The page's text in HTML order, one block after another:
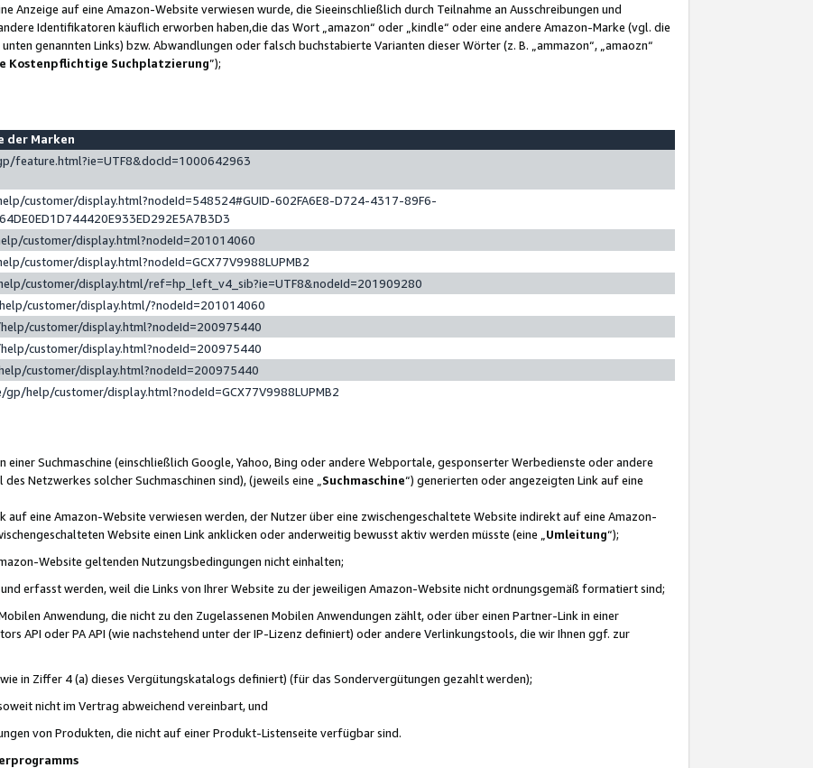
Anzeige auf eine Amazon-Website verwiesen wurde, die Sieeinschließlich durch Teilnahme an Ausschreibungen und
Identifikatoren käuflich erworben haben,die das Wort „amazon“ oder „kindle“ oder eine andere Amazon-Marke (vgl. die
genannten Links) bzw. Abwandlungen oder falsch buchstabierte Varianten dieser Wörter (z. B. „ammazon“, „amaozn“
Kostenpflichtige Suchplatzierung”);
der Marken
feature.html?ie=UTF8&docId=1000642963
customer/display.html?nodeId=548524#GUID-602FA6E8-D724-4317-89F6-
customer/display.html?nodeId=201014060
customer/display.html?nodeId=GCX77V9988LUPMB2
customer/display.html/ref=hp_left_v4_sib?ie=UTF8&nodeId=201909280
customer/display.html/?nodeId=201014060
customer/display.html?nodeId=200975440
customer/display.html?nodeId=200975440
customer/display.html?nodeId=200975440
help/customer/display.html?nodeId=GCX77V9988LUPMB2
Suchmaschine (einschließlich Google, Yahoo, Bing oder andere Webportale, gesponserter Werbedienste oder andere
Netzwerkes solcher Suchmaschinen sind), (jeweils eine „ Suchmaschine“) generierten oder angezeigten Link auf eine
auf eine Amazon-Website verwiesen werden, der Nutzer über eine zwischengeschaltete Website indirekt auf eine Amazon-
Website einen Link anklicken oder anderweitig bewusst aktiv werden müsste (eine „ Umleitung“);
Website geltenden Nutzungsbedingungen nicht einhalten;
erfasst werden, weil die Links von Ihrer Website zu der jeweiligen Amazon-Website nicht ordnungsgemäß formatiert sind;
Anwendung, die nicht zu den Zugelassenen Mobilen Anwendungen zählt, oder über einen Partner-Link in einer
API oder PA API (wie nachstehend unter der IP-Lizenz definiert) oder andere Verlinkungstools, die wir Ihnen ggf. zur
in Ziffer 4 (a) dieses Vergütungskatalogs definiert) (für das Sondervergütungen gezahlt werden);
nicht im Vertrag abweichend vereinbart, und
von Produkten, die nicht auf einer Produkt-Listenseite verfügbar sind.